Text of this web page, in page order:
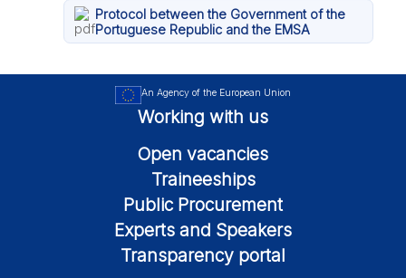
Protocol between the Government of the
Portuguese Republic and the EMSA
An Agency of the European Union
Working with us
Open vacancies
Traineeships
Public Procurement
Experts and Speakers
Transparency portal